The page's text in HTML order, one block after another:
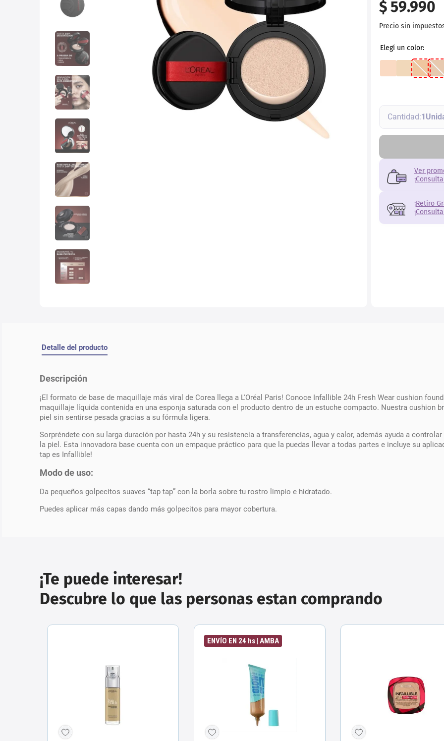
$ 59.990
Precio sin
1
Ver
¡Retiro
Detalle del producto
Descripción
¡El formato de base de maquillaje más viral de Corea llega a L'Oréal Paris! Conoce Infallible 24h Fresh Wear cushion
maquillaje líquida contenida en una esponja saturada con el producto dentro de un estuche compacto. Nuestra cushion
piel sin sentirse pesada gracias a su fórmula ligera.
Sorpréndete con su larga duración por hasta 24h y su resistencia a transferencias, agua y calor, además ayuda a
la piel. Esta innovadora base cuenta con un empaque práctico para que la puedas llevar a todas partes e incluye su
tap es Infallible!
Modo de uso:
Da pequeños golpecitos suaves “tap tap” con la borla sobre tu rostro limpio e hidratado.
Puedes aplicar más capas dando más golpecitos para mayor cobertura.
¡Te puede interesar!
Descubre lo que las personas estan comprando
ENVÍO EN 24 hs | AMBA
contorno